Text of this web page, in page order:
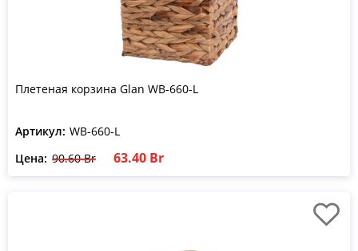
Плетеная корзина Glan WB-660-L
Артикул: WB-660-L
Цена: 90.60 Br 63.40 Br